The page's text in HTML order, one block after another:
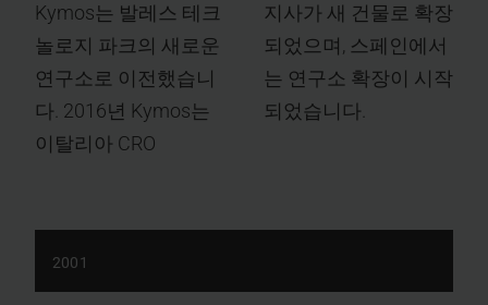
Kymos는 발레스 테크
놀로지 파크의 새로운
연구소로 이전했습니
다. 2016년 Kymos는
이탈리아 CRO
지사가 새 건물로 확장
되었으며, 스페인에서
는 연구소 확장이 시작
되었습니다.
2001